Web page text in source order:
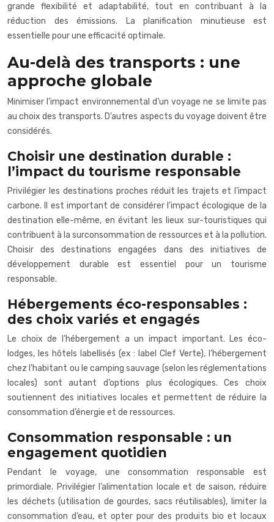
grande flexibilité et adaptabilité, tout en contribuant à la
réduction des émissions. La planification minutieuse est
essentielle pour une efficacité optimale.
Au-delà des transports : une
approche globale
Minimiser l’impact environnemental d’un voyage ne se limite pas
au choix des transports. D’autres aspects du voyage doivent être
considérés.
Choisir une destination durable :
l’impact du tourisme responsable
Privilégier les destinations proches réduit les trajets et l’impact
carbone. Il est important de considérer l’impact écologique de la
destination elle-même, en évitant les lieux sur-touristiques qui
contribuent à la surconsommation de ressources et à la pollution.
Choisir des destinations engagées dans des initiatives de
développement durable est essentiel pour un tourisme
responsable.
Hébergements éco-responsables :
des choix variés et engagés
Le choix de l’hébergement a un impact important. Les éco-
lodges, les hôtels labellisés (ex : label Clef Verte), l’hébergement
chez l’habitant ou le camping sauvage (selon les réglementations
locales) sont autant d’options plus écologiques. Ces choix
soutiennent des initiatives locales et permettent de réduire la
consommation d’énergie et de ressources.
Consommation responsable : un
engagement quotidien
Pendant le voyage, une consommation responsable est
primordiale. Privilégier l’alimentation locale et de saison, réduire
les déchets (utilisation de gourdes, sacs réutilisables), limiter la
consommation d’eau, et opter pour des produits bio et locaux